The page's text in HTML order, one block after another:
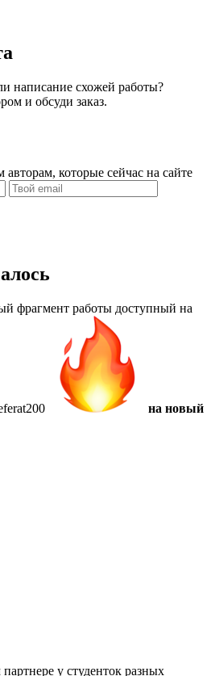
написание схожей работы?
и обсуди заказ.
которые сейчас на сайте
фрагмент работы доступный на
на новый
у студенток разных